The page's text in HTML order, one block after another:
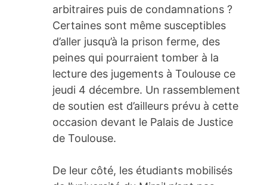
arbitraires puis de condamnations ?
Certaines sont même susceptibles
d’aller jusqu’à la prison ferme, des
peines qui pourraient tomber à la
lecture des jugements à Toulouse ce
jeudi 4 décembre. Un rassemblement
de soutien est d’ailleurs prévu à cette
occasion devant le Palais de Justice
de Toulouse.
De leur côté, les étudiants mobilisés